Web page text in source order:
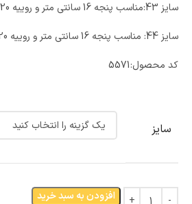
سایز 43:مناسب پنجه 16 سانتی متر و روییه 20 سانتی متر
سایز 44: مناسب پنجه 16 سانتی متر و روییه 20 سانتی متر
کد محصول:5571
سایز
افزودن به سبد خرید